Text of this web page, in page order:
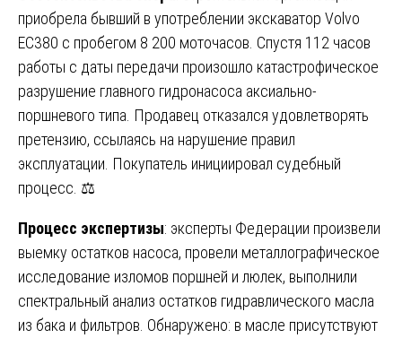
приобрела бывший в употреблении экскаватор Volvo
EC380 с пробегом 8 200 моточасов. Спустя 112 часов
работы с даты передачи произошло катастрофическое
разрушение главного гидронасоса аксиально-
поршневого типа. Продавец отказался удовлетворять
претензию, ссылаясь на нарушение правил
эксплуатации. Покупатель инициировал судебный
процесс. ⚖️
Процесс экспертизы: эксперты Федерации произвели
выемку остатков насоса, провели металлографическое
исследование изломов поршней и люлек, выполнили
спектральный анализ остатков гидравлического масла
из бака и фильтров. Обнаружено: в масле присутствуют